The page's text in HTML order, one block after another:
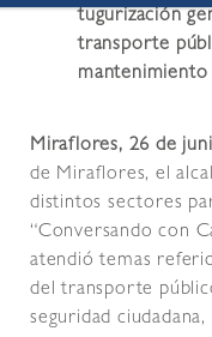
tugurización
transporte
mantenimiento
Miraflores, 26 de
de Miraflores, el
distintos sectores
“Conversando con
atendió temas
del transporte
seguridad